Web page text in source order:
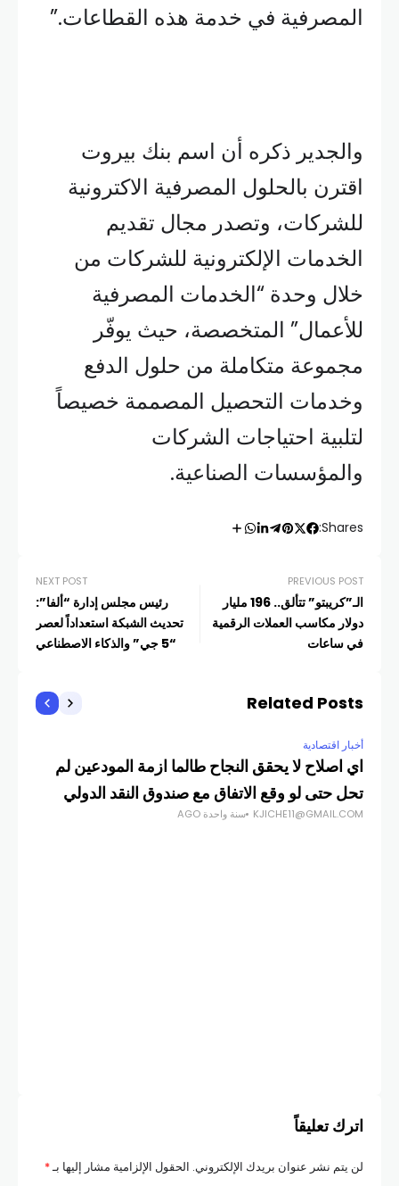
المصرفية في خدمة هذه القطاعات.”
والجدير ذكره أن اسم بنك بيروت
اقترن بالحلول المصرفية الاكترونية
للشركات، وتصدر مجال تقديم
الخدمات الإلكترونية للشركات من
خلال وحدة “الخدمات المصرفية
للأعمال” المتخصصة، حيث يوفّر
مجموعة متكاملة من حلول الدفع
وخدمات التحصيل المصممة خصيصاً
لتلبية احتياجات الشركات
والمؤسسات الصناعية.
Shares:
PREVIOUS POST
الـ”كريبتو” تتألق.. 196 مليار
دولار مكاسب العملات الرقمية
في ساعات
NEXT POST
رئيس مجلس إدارة “ألفا”:
تحديث الشبكة استعداداً لعصر
“5 جي” والذكاء الاصطناعي
Related Posts
أخبار اقتصادية
اي اصلاح لا يحقق النجاح طالما ازمة المودعين لم
تحل حتى لو وقع الاتفاق مع صندوق النقد الدولي
KJICHE11@GMAIL.COM سنة واحدة AGO
اترك تعليقاً
لن يتم نشر عنوان بريدك الإلكتروني. الحقول الإلزامية مشار إليها بـ*